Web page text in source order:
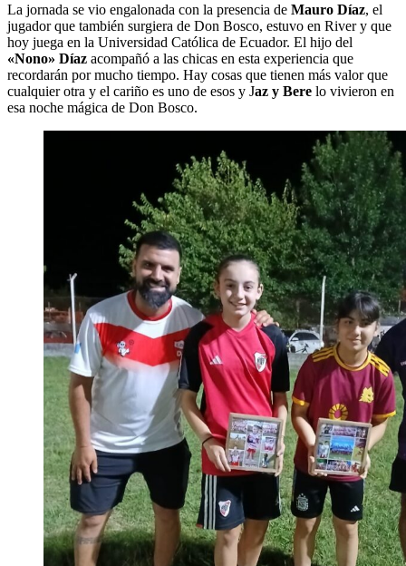
La jornada se vio engalonada con la presencia de Mauro Díaz, el
jugador que también surgiera de Don Bosco, estuvo en River y que
hoy juega en la Universidad Católica de Ecuador. El hijo del
«Nono» Díaz acompañó a las chicas en esta experiencia que
recordarán por mucho tiempo. Hay cosas que tienen más valor que
cualquier otra y el cariño es uno de esos y Jaz y Bere lo vivieron en
esa noche mágica de Don Bosco.